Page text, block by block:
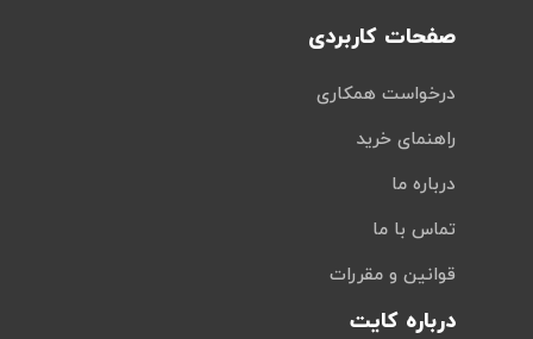
صفحات کاربردی
درخواست همکاری
راهنمای خرید
درباره ما
تماس با ما
قوانین و مقررات
درباره کایت